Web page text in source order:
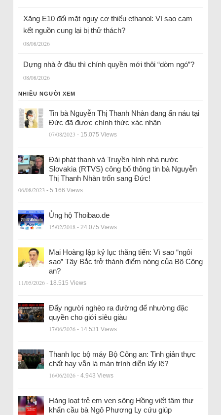
Xăng E10 đối mặt nguy cơ thiếu ethanol: Vì sao cam
kết nguồn cung lại bị thử thách?
08/08/2026
Dựng nhà ở đâu thì chính quyền mới thôi “dòm ngó”?
08/08/2026
NHIỀU NGƯỜI XEM
Tin bà Nguyễn Thị Thanh Nhàn đang ẩn náu tại
Đức đã được chính thức xác nhận
07/08/2023 - 15.075 Views
Đài phát thanh và Truyền hình nhà nước
Slovakia (RTVS) công bố thông tin bà Nguyễn
Thị Thanh Nhàn trốn sang Đức!
06/08/2023 - 5.166 Views
Ủng hộ Thoibao.de
15/02/2018 - 24.075 Views
Mai Hoàng lập kỷ lục thăng tiến: Vì sao “ngôi
sao” Tây Bắc trở thành điểm nóng của Bộ Công
an?
11/05/2026 - 18.515 Views
Đẩy người nghèo ra đường để nhường đặc
quyền cho giới siêu giàu
17/06/2026 - 14.531 Views
Thanh lọc bộ máy Bộ Công an: Tinh giản thực
chất hay vẫn là màn trình diễn lấy lệ?
16/06/2026 - 4.943 Views
Hàng loạt trẻ em ven sông Hồng viết tâm thư
khẩn cầu bà Ngô Phương Ly cứu giúp